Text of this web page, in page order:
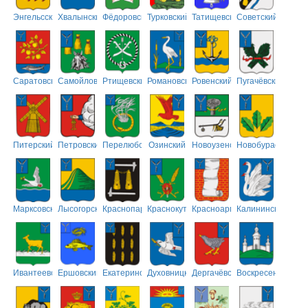
ЭнгельсскийХвалынскийФёдоровскийТурковский ТатищевскийСоветский
СаратовскийСамойловскийРтищевскийРомановскийРовенский Пугачёвский
Питерский ПетровскийПерелюбскийОзинский НовоузенскийНовобурасский
МарксовскийЛысогорскийКраснопартизанский
КраснокутскийКрасноармейский
Калининский
ИвантеевскийЕршовский ЕкатериновскийДуховницкийДергачёвскийВоскресенский